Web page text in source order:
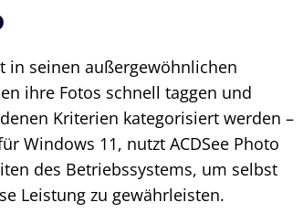
in seinen außergewöhnlichen
ihre Fotos schnell taggen und
Kriterien kategorisiert werden –
Windows 11, nutzt ACDSee Photo
des Betriebssystems, um selbst
Leistung zu gewährleisten.